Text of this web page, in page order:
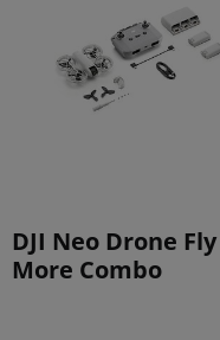
DJI Neo Drone Fly
More Combo